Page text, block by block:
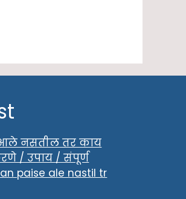
नसतील तर काय
/ उपाय / संपूर्ण
paise ale nastil tr